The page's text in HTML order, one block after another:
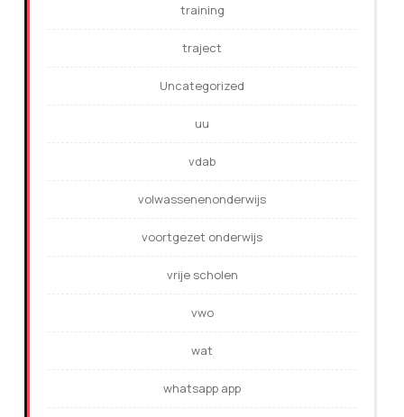
training
traject
Uncategorized
uu
vdab
volwassenenonderwijs
voortgezet onderwijs
vrije scholen
vwo
wat
whatsapp app